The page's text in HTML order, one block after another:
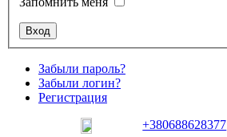
Забыли пароль?
Забыли логин?
Регистрация
+380688628377